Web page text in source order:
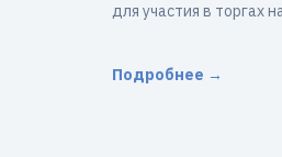
для участия в торгах
Подробнее →